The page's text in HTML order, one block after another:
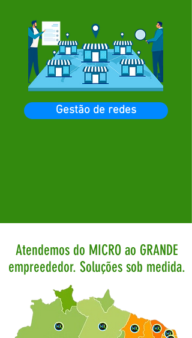
Gestão de redes
Atendemos do MICRO ao GRANDE
empreededor. Soluções sob medida.